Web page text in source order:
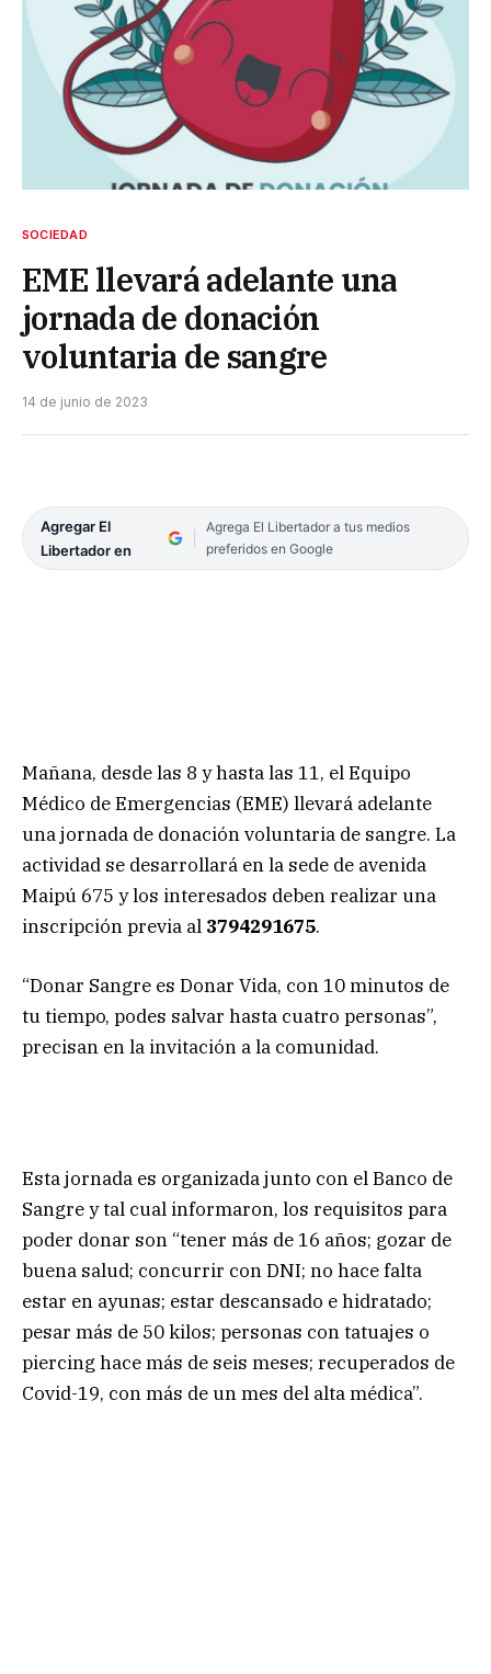
SOCIEDAD
EME llevará adelante una
jornada de donación
voluntaria de sangre
14 de junio de 2023
Agregar El
Libertador en
Agrega El Libertador a tus medios
preferidos en Google
Mañana, desde las 8 y hasta las 11, el Equipo
Médico de Emergencias (EME) llevará adelante
una jornada de donación voluntaria de sangre. La
actividad se desarrollará en la sede de avenida
Maipú 675 y los interesados deben realizar una
inscripción previa al 3794291675.
“Donar Sangre es Donar Vida, con 10 minutos de
tu tiempo, podes salvar hasta cuatro personas”,
precisan en la invitación a la comunidad.
Esta jornada es organizada junto con el Banco de
Sangre y tal cual informaron, los requisitos para
poder donar son “tener más de 16 años; gozar de
buena salud; concurrir con DNI; no hace falta
estar en ayunas; estar descansado e hidratado;
pesar más de 50 kilos; personas con tatuajes o
piercing hace más de seis meses; recuperados de
Covid-19, con más de un mes del alta médica”.